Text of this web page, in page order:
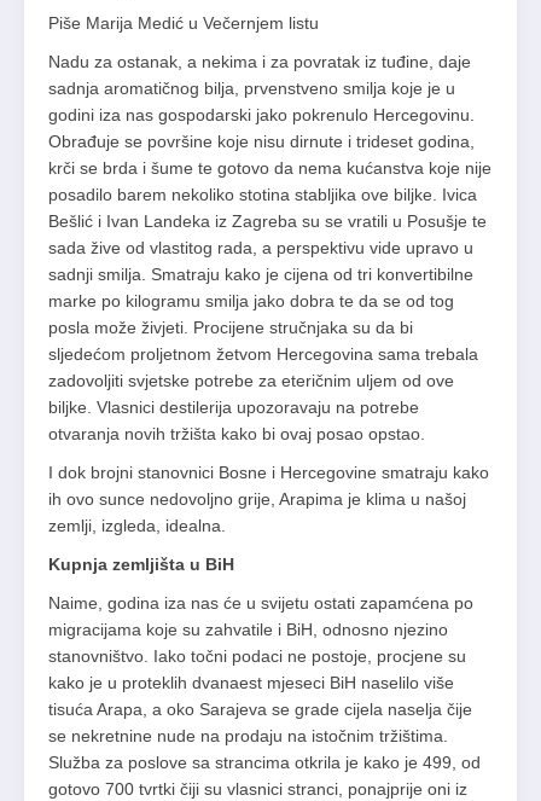
Piše Marija Medić u Večernjem listu
Nadu za ostanak, a nekima i za povratak iz tuđine, daje
sadnja aromatičnog bilja, prvenstveno smilja koje je u
godini iza nas gospodarski jako pokrenulo Hercegovinu.
Obrađuje se površine koje nisu dirnute i trideset godina,
krči se brda i šume te gotovo da nema kućanstva koje nije
posadilo barem nekoliko stotina stabljika ove biljke. Ivica
Bešlić i Ivan Landeka iz Zagreba su se vratili u Posušje te
sada žive od vlastitog rada, a perspektivu vide upravo u
sadnji smilja. Smatraju kako je cijena od tri konvertibilne
marke po kilogramu smilja jako dobra te da se od tog
posla može živjeti. Procijene stručnjaka su da bi
sljedećom proljetnom žetvom Hercegovina sama trebala
zadovoljiti svjetske potrebe za eteričnim uljem od ove
biljke. Vlasnici destilerija upozoravaju na potrebe
otvaranja novih tržišta kako bi ovaj posao opstao.
I dok brojni stanovnici Bosne i Hercegovine smatraju kako
ih ovo sunce nedovoljno grije, Arapima je klima u našoj
zemlji, izgleda, idealna.
Kupnja zemljišta u BiH
Naime, godina iza nas će u svijetu ostati zapamćena po
migracijama koje su zahvatile i BiH, odnosno njezino
stanovništvo. Iako točni podaci ne postoje, procjene su
kako je u proteklih dvanaest mjeseci BiH naselilo više
tisuća Arapa, a oko Sarajeva se grade cijela naselja čije
se nekretnine nude na prodaju na istočnim tržištima.
Služba za poslove sa strancima otkrila je kako je 499, od
gotovo 700 tvrtki čiji su vlasnici stranci, ponajprije oni iz